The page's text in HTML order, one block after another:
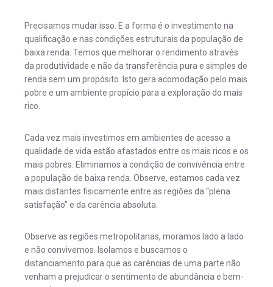
Precisamos mudar isso. E a forma é o investimento na
qualificação e nas condições estruturais da população de
baixa renda. Temos que melhorar o rendimento através
da produtividade e não da transferência pura e simples de
renda sem um propósito. Isto gera acomodação pelo mais
pobre e um ambiente propício para a exploração do mais
rico.
Cada vez mais investimos em ambientes de acesso a
qualidade de vida estão afastados entre os mais ricos e os
mais pobres. Eliminamos a condição de convivência entre
a população de baixa renda. Observe, estamos cada vez
mais distantes fisicamente entre as regiões da “plena
satisfação” e da carência absoluta.
Observe as regiões metropolitanas, moramos lado a lado
e não convivemos. Isolamos e buscamos o
distanciamento para que as carências de uma parte não
venham a prejudicar o sentimento de abundância e bem-